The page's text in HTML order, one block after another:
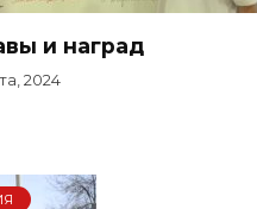
и наград
2024